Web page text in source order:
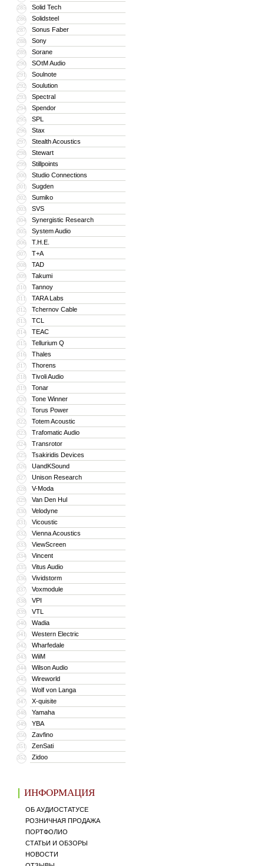
285 Solid Tech
286 Solidsteel
287 Sonus Faber
288 Sony
289 Sorane
290 SOtM Audio
291 Soulnote
292 Soulution
293 Spectral
294 Spendor
295 SPL
296 Stax
297 Stealth Acoustics
298 Stewart
299 Stillpoints
300 Studio Connections
301 Sugden
302 Sumiko
303 SVS
304 Synergistic Research
305 System Audio
306 T.H.E.
307 T+A
308 TAD
309 Takumi
310 Tannoy
311 TARA Labs
312 Tchernov Cable
313 TCL
314 TEAC
315 Tellurium Q
316 Thales
317 Thorens
318 Tivoli Audio
319 Tonar
320 Tone Winner
321 Torus Power
322 Totem Acoustic
323 Trafomatic Audio
324 Transrotor
325 Tsakiridis Devices
326 UandKSound
327 Unison Research
328 V-Moda
329 Van Den Hul
330 Velodyne
331 Vicoustic
332 Vienna Acoustics
333 ViewScreen
334 Vincent
335 Vitus Audio
336 Vividstorm
337 Voxmodule
338 VPI
339 VTL
340 Wadia
341 Western Electric
342 Wharfedale
343 WiiM
344 Wilson Audio
345 Wireworld
346 Wolf von Langa
347 X-quisite
348 Yamaha
349 YBA
350 Zavfino
351 ZenSati
352 Zidoo
ИНФОРМАЦИЯ
ОБ АУДИОСТАТУСЕ
РОЗНИЧНАЯ ПРОДАЖА
ПОРТФОЛИО
СТАТЬИ И ОБЗОРЫ
НОВОСТИ